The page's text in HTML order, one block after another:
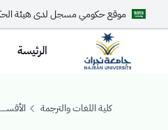
موقع حكومي مسجل لدى هيئة
الرئيسة
كلية اللغات والترجمة